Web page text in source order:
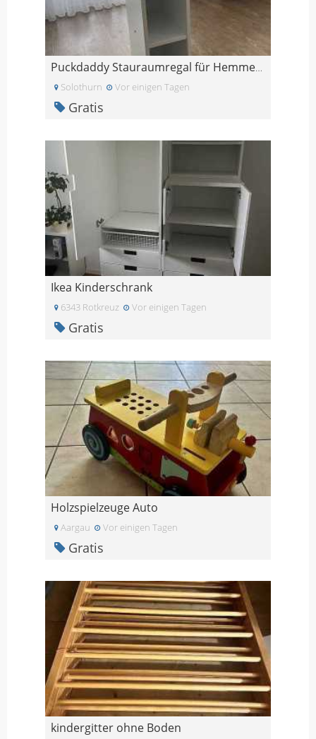
Puckdaddy Stauraumregal für Hemmes 19x93x30cm
Solothurn Vor einigen Tagen
Gratis
Ikea Kinderschrank
6343 Rotkreuz Vor einigen Tagen
Gratis
Holzspielzeuge Auto
Aargau Vor einigen Tagen
Gratis
kindergitter ohne Boden